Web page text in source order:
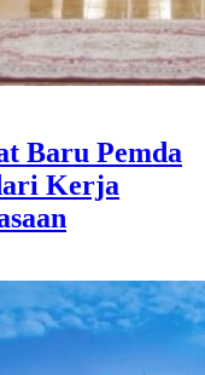
Baru Pemda
Kerja